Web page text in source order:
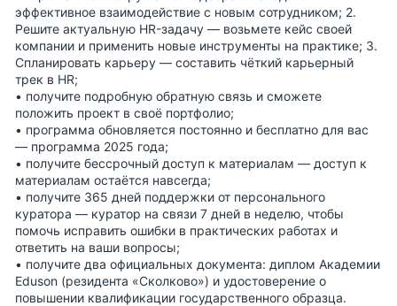
эффективное взаимодействие с новым сотрудником; 2.
Решите актуальную HR-задачу — возьмете кейс своей
компании и применить новые инструменты на практике; 3.
Спланировать карьеру — составить чёткий карьерный
трек в HR;
• получите подробную обратную связь и сможете
положить проект в своё портфолио;
• программа обновляется постоянно и бесплатно для вас
— программа 2025 года;
• получите бессрочный доступ к материалам — доступ к
материалам остаётся навсегда;
• получите 365 дней поддержки от персонального
куратора — куратор на связи 7 дней в неделю, чтобы
помочь исправить ошибки в практических работах и
ответить на ваши вопросы;
• получите два официальных документа: диплом Академии
Eduson (резидента «Сколково») и удостоверение о
повышении квалификации государственного образца.